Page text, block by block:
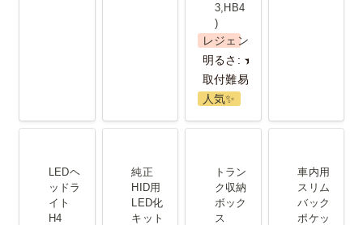
3,HB4
)
レジェンダリーシリーズ
明るさ: ★★★
取付難易度：★
人気✨️
Hi/Lo ホワ
LEDヘ
ッドラ
イト
H4
LED化キッ
ト バルブ交
換タイプ
純正
HID用
LED化
キット
トラン
ク収納
ボック
ス
ムバックポ
ケットゴミ
車内用
スリム
バック
ポケッ